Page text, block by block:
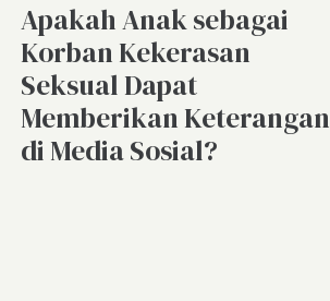
Apakah Anak sebagai
Korban Kekerasan
Seksual Dapat
Memberikan Keterangan
di Media Sosial?